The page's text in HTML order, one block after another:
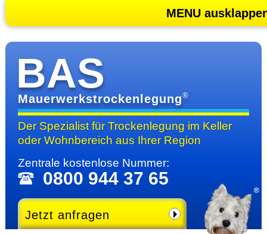
MENU
BAS
Mauerwerkstrockenlegung®
Der Spezialist für Trocken­legung im Keller
oder Wohn­bereichaus Ihrer Region
Zentrale kosten­lose Nummer:
0800 944 37 65
Jetzt anfragen